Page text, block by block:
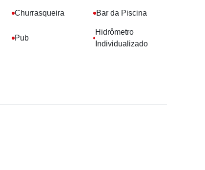
Churrasqueira Bar da Piscina
Pub
Hidrômetro
Individualizado